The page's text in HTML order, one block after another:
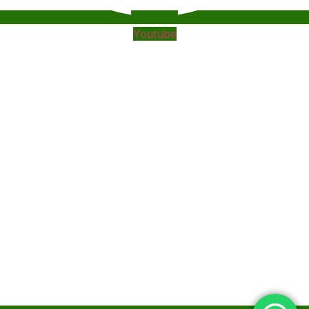
Youtube